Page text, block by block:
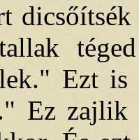
Ezt
Ez zajlik